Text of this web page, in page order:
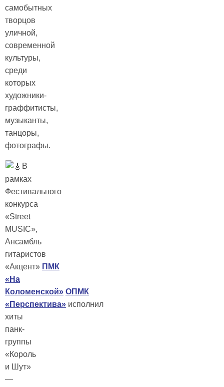
самобытных
творцов
уличной,
современной
культуры,
среди
которых
художники-
граффитисты,
музыканты,
танцоры,
фотографы.
В
рамках
Фестивального
конкурса
«Street
MUSIC»,
Ансамбль
гитаристов
«Акцент» ПМК
«На
Коломенской» ОПМК
«Перспектива» исполнил
хиты
панк-
группы
«Король
и Шут»
—